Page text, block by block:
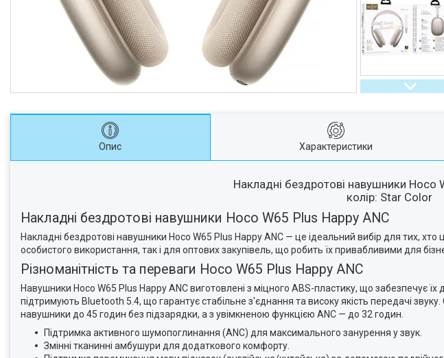
Опис Характеристики
Накладні бездротові навушники Hoco
колір: Star Color
Накладні бездротові навушники Hoco W65 Plus Happy ANC
Накладні бездротові навушники Hoco W65 Plus Happy ANC — це ідеальний вибір для тих, хто
особистого використання, так і для оптових закупівель, що робить їх привабливими для
Різноманітність та переваги Hoco W65 Plus Happy ANC
Навушники Hoco W65 Plus Happy ANC виготовлені з міцного ABS-пластику, що забезпечує
підтримують Bluetooth 5.4, що гарантує стабільне з'єднання та високу якість передачі
навушники до 45 годин без підзарядки, а з увімкненою функцією ANC — до 32 годин.
Підтримка активного шумопоглинання (ANC) для максимального занурення у звук.
Змінні тканинні амбушури для додаткового комфорту.